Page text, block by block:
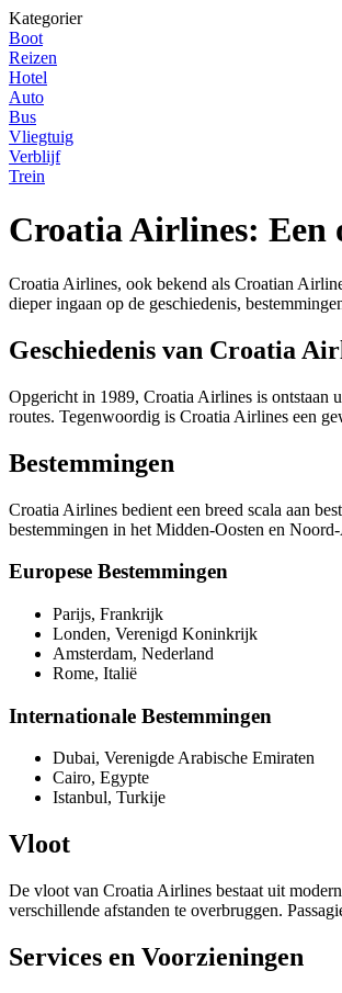
Kategorier
Boot
Reizen
Hotel
Auto
Bus
Vliegtuig
Verblijf
Trein
Croatia Airlines: Een
Croatia Airlines, ook bekend als Croatian
dieper ingaan op de geschiedenis,
Geschiedenis van Croatia
Opgericht in 1989, Croatia Airlines is ontstaan
routes. Tegenwoordig is Croatia Airlines een
Bestemmingen
Croatia Airlines bedient een breed scala aan
bestemmingen in het Midden-Oosten en
Europese Bestemmingen
Parijs, Frankrijk
Londen, Verenigd Koninkrijk
Amsterdam, Nederland
Rome, Italië
Internationale Bestemmingen
Dubai, Verenigde Arabische Emiraten
Cairo, Egypte
Istanbul, Turkije
Vloot
De vloot van Croatia Airlines bestaat uit
verschillende afstanden te overbruggen.
Services en Voorzieningen